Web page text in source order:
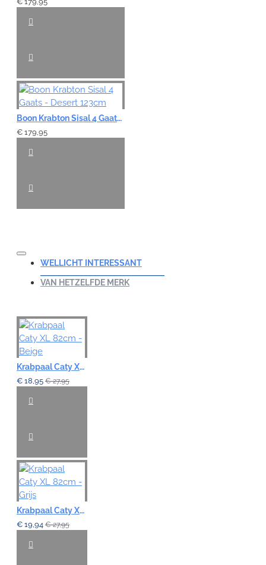
Boon Krabton Sisal 4 Gaats - Desert 123cm
€ 179,95
WELLICHT INTERESSANT
VAN HETZELFDE MERK
Krabpaal Caty XL 82cm - Beige
€ 18,95 € 27,95
Krabpaal Caty XL 82cm - Grijs
€ 19,94 € 27,95